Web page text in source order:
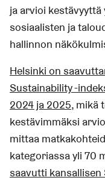
ja arvioi
sosiaalisten ja
hallinnon
Helsinki on
Sustainability -
2024 ja 2025, mikä
kestävimmäksi
mittaa
kategoriassa yli 70
saavutti kansallisen